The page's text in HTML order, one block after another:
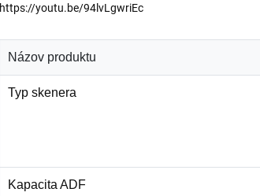
https://youtu.be/94lvLgwriEc
Názov produktu
Typ skenera
Kapacita ADF